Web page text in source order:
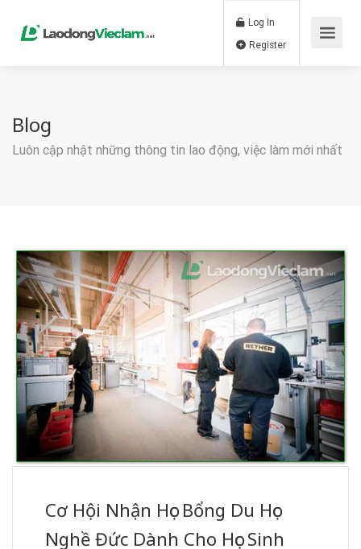
Log In
Blog
Luôn cập nhật những thông tin lao động, việc làm mới nhất
Cơ Hội Nhận Học Bổng Du Học
Nghề Đức Dành Cho Học Sinh